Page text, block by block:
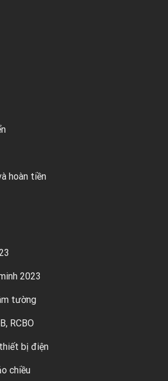
hoàn tiền
2023
tường
RCBO
bị điện
chiều